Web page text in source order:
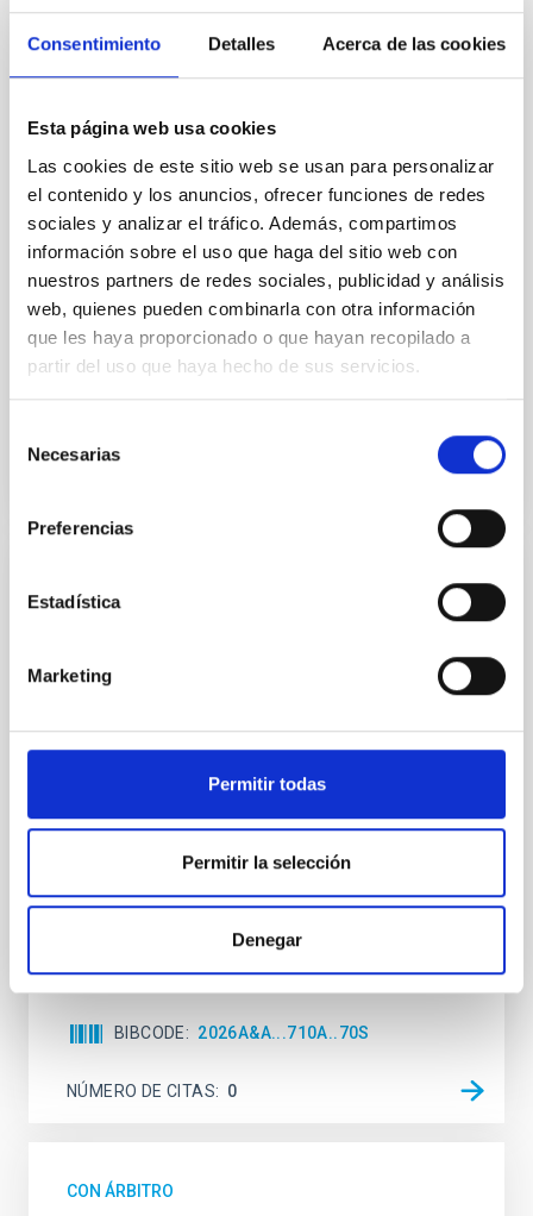
Consentimiento Detalles Acerca de las cookies
Esta página web usa cookies
Las cookies de este sitio web se usan para personalizar
el contenido y los anuncios, ofrecer funciones de redes
sociales y analizar el tráfico. Además, compartimos
información sobre el uso que haga del sitio web con
nuestros partners de redes sociales, publicidad y análisis
web, quienes pueden combinarla con otra información
que les haya proporcionado o que hayan recopilado a
partir del uso que haya hecho de sus servicios.
Necesarias
Preferencias
Estadística
Marketing
Permitir todas
Permitir la selección
Denegar
The impact of star formation histories on
the inner dark matter density slopes of
galaxies
Aims. We aim to investigate the connection between
star formation histories (SFHs) and the inner dark
matter density profiles of simulated galaxies. In
particular, we tested whether the burstiness and
temporal distribution of star formation influence the
formation of cored versus cuspy dark matter profiles.
Methods. We homogeneously analysed
Sarrato-Alós, J. et al.
Fecha de publicación:
2026
2237+0305, the Einstein Cross, including
observations from different observatories in both
technique. This technique uses a region far enough
sky background level
BIBCODE 2026A&A...710A..70S
NÚMERO DE CITAS 0
CON ÁRBITRO